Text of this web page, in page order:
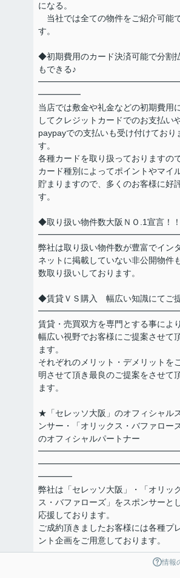
になる。
当社では全ての物件をご紹介可能
す。
◆初期費用のカード決済可能で分割
もできる♪
━━━━━
当店では敷金や礼金などの初期費用
してクレジットカードでのお支払い
paypayでの支払いも受け付けており
す。
各種カードを取り扱っておりますの
カード種別によってポイントやマイ
貯まりますので、多くのお客様に好
す。
◆取り扱い物件数大阪ＮＯ.1宣言！
弊社は取り扱い物件数が豊富でイン
ネットに掲載していない非公開物件
数取り扱いしております。
◆賃貸ＶＳ購入 幅広い知識にてご
賃貸・売買双方を専門とする事によ
幅広い視野でお客様にご提案させて
ます。
それぞれのメリット・デメリットを
明させて頂き最良のご提案をさせて
ます。
★「セレッソ大阪」のオフィシャル
ンサー・「オリックス・バファロー
のオフィシャルパートナー
━━━━
弊社は「セレッソ大阪」・「オリッ
ス・バファローズ」をスポンサーと
応援しております。
ご成約頂きましたお客様には各種プ
ント企画をご用意しております。
情報